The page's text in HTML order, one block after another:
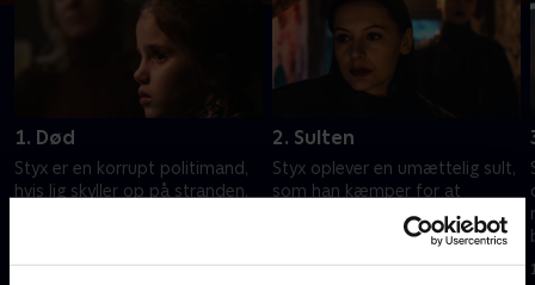
1. Død
Styx er en korrupt politimand,
hvis lig skyller op på stranden.
12. maj 2025 • 52 min
2. Sulten
Styx oplever en umættelig sult,
som han kæmper for at
kontrollere, og det får ham til
at søge hjælp hos Dr. Stijn
12. maj 2025 • 55 min